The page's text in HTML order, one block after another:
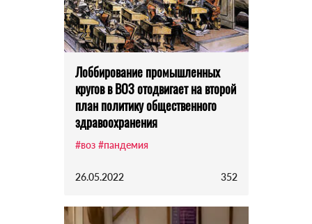
Лоббирование промышленных
кругов в ВОЗ отодвигает на второй
план политику общественного
здравоохранения
#воз #пандемия
26.05.2022 352